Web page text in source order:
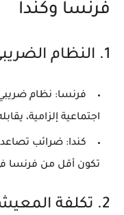
فرنسا وكندا
1. النظام الضريبي
فرنسا: نظام
اجتماعية إلزامية،
كندا: ضرائب
تكون أقل من فرنسا
2. تكلفة المعيشة